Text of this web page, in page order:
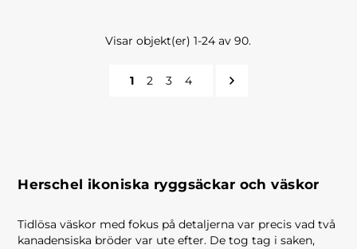
Visar objekt(er) 1-24 av 90.
1 2 3 4
Herschel ikoniska ryggsäckar och väskor
Tidlösa väskor med fokus på detaljerna var precis vad två
kanadensiska bröder var ute efter. De tog tag i saken,